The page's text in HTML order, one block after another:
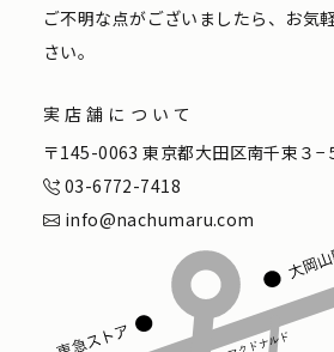
ご不明な点がございましたら、お気
さい。
実店舗について
〒145-0063 東京都大田区南千束３−
03-6772-7418
info@nachumaru.com